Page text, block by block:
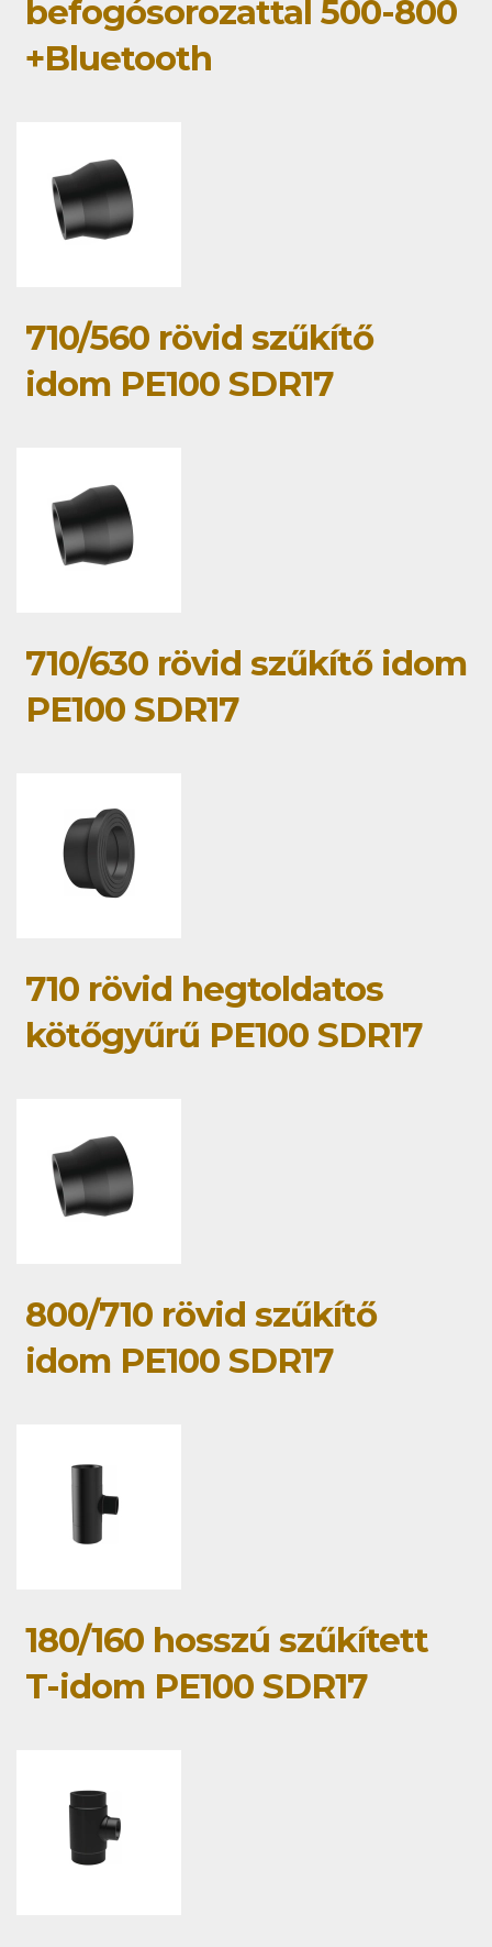
befogósorozattal 500-800
+Bluetooth
710/560 rövid szűkítő
idom PE100 SDR17
710/630 rövid szűkítő idom
PE100 SDR17
710 rövid hegtoldatos
kötőgyűrű PE100 SDR17
800/710 rövid szűkítő
idom PE100 SDR17
180/160 hosszú szűkített
T-idom PE100 SDR17